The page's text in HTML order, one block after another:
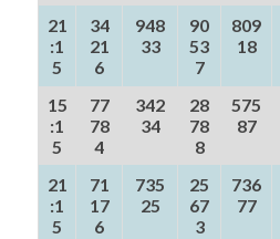
21
:1
5
34
21
6
948
33
90
53
7
809
18
15
:1
5
77
78
4
342
34
28
78
8
575
87
21
:1
5
71
17
6
735
25
25
67
3
736
77